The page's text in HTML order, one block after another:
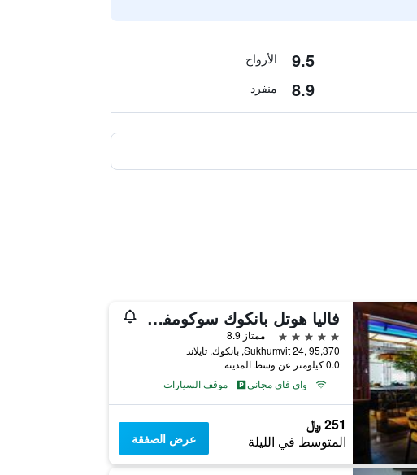
9.5 الأزواج
8.9 منفرد
فاليا هوتل بانكوك سوكومفيت
5 نجوم
ممتاز 8.9
Sukhumvit 24, 95,370, بانكوك, تايلاند
0.0 كيلومتر عن وسط المدينة
واي فاي مجاني
موقف السيارات
251 ﷼
المتوسط في الليلة عرض الصفقة